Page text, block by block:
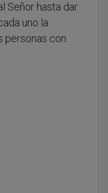
Señor hasta dar
uno la
personas con